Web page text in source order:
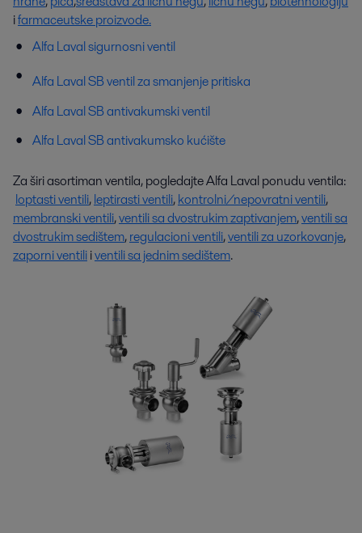
ifarmaceutske proizvode.
Alfa Laval sigurnosni ventil
Alfa Laval SB ventil za smanjenje pritiska
Alfa Laval SB antivakumski ventil
Alfa Laval SB antivakumsko kućište
Za širi asortiman ventila, pogledajte Alfa Laval ponudu ventila:
loptasti ventili,leptirasti ventili,kontrolni/nepovratni ventili,
membranski ventili,ventili sa dvostrukim zaptivanjem,ventili sa
dvostrukim sedištem,regulacioni ventili,ventili za uzorkovanje,
zaporni ventiliiventili sa jednim sedištem.